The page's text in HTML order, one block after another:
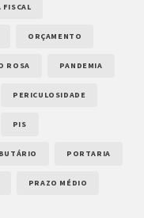
FISCAL
ORÇAMENTO
ROSA PANDEMIA
PERICULOSIDADE
PIS
PORTARIA
PRAZO MÉDIO